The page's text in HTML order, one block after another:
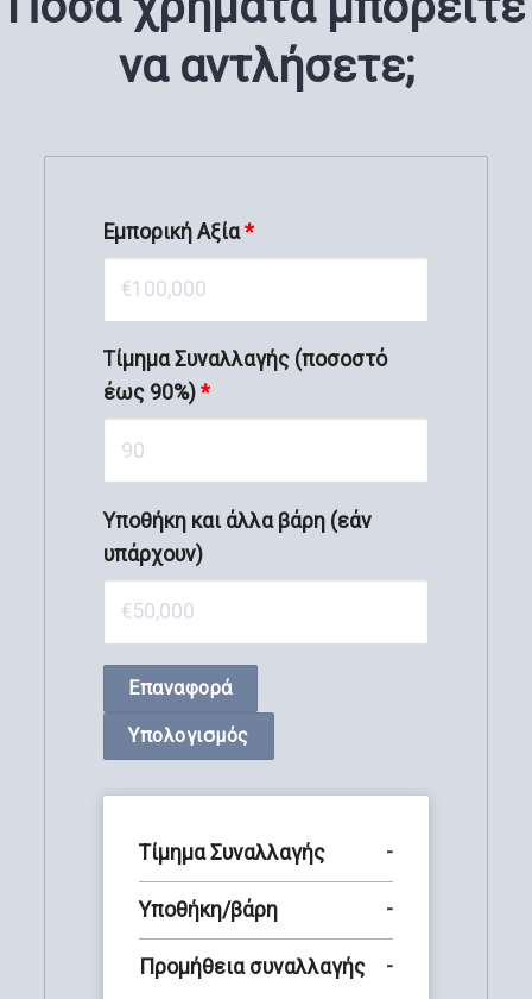
να αντλήσετε;
Εμπορική Αξία*
Τίμημα Συναλλαγής (ποσοστό
έως 90%)*
Υποθήκη και άλλα βάρη (εάν
υπάρχουν)
Επαναφορά
Υπολογισμός
Τίμημα Συναλλαγής -
Υποθήκη/βάρη -
Προμήθεια συναλλαγής -